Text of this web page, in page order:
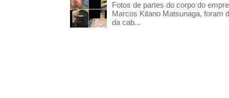
Fotos de partes do corpo do
Marcos Kitano Matsunaga, foram
da cab...